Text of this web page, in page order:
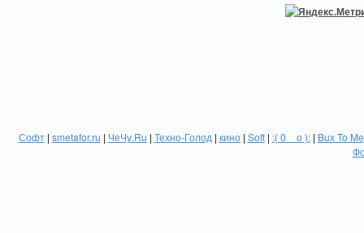
Софт| smetafor.ru | ЧеЧу.Ru | Техно-Голод | кино| Soft| :( 0 _ о ):| Bux To Me